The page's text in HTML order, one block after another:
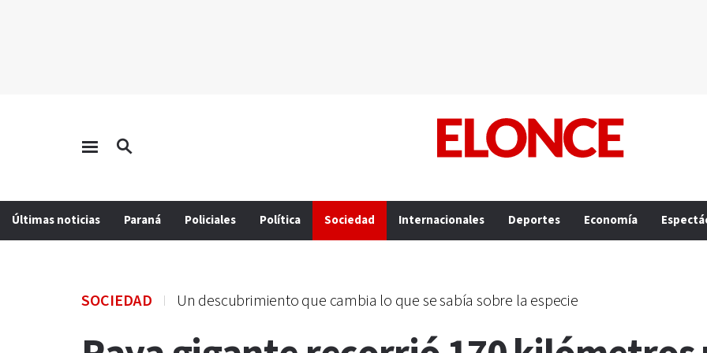
Últimas noticias Paraná Policiales Política Sociedad Internacionales Deportes Economía
SOCIEDAD Un descubrimiento que cambia lo que se sabía sobre la especie